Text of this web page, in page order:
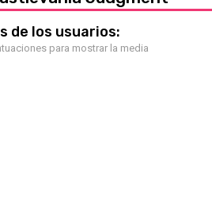
de los usuarios:
para mostrar la media